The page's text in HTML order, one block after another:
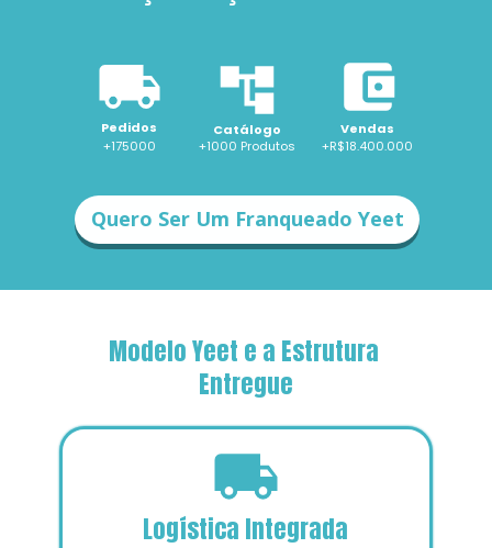
Pedidos Catálogo
Vendas
+175000
+R$18.400.000
+1000 Produtos
Quero Ser Um Franqueado Yeet
Modelo Yeet e a Estrutura
Entregue
Logística Integrada